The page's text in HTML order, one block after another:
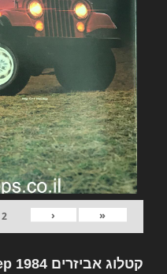
«
‹
2
קטלוג אביזרים Jeep 1984